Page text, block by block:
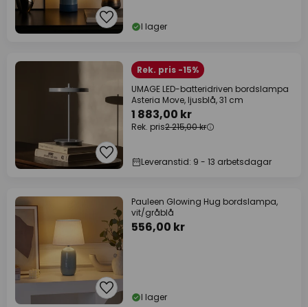
I lager
Rek. pris -15%
UMAGE LED-batteridriven bordslampa
Asteria Move, ljusblå, 31 cm
1 883,00 kr
Rek. pris2 215,00 kr
Leveranstid: 9 - 13 arbetsdagar
Pauleen Glowing Hug bordslampa,
vit/gråblå
556,00 kr
I lager